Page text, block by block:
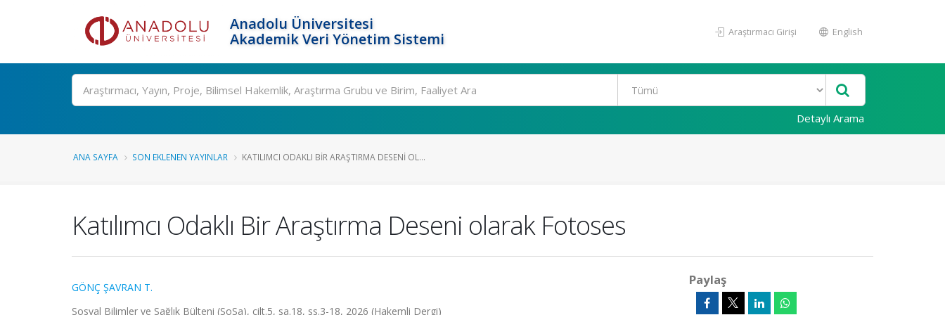
Anadolu Üniversitesi
Akademik Veri Yönetim Sistemi
Araştırmacı Girişi English
Ara
Detaylı Arama
ANA SAYFA SON EKLENEN YAYINLAR KATILIMCI ODAKLI BIR ARAŞTIRMA DESENI OL...
Katılımcı Odaklı Bir Araştırma Deseni olarak Fotoses
GÖNÇ ŞAVRAN T.
Sosyal Bilimler ve Sağlık Bülteni (SoSa), cilt.5, sa.18, ss.3-18, 2026 (Hakemli Dergi)
Paylaş